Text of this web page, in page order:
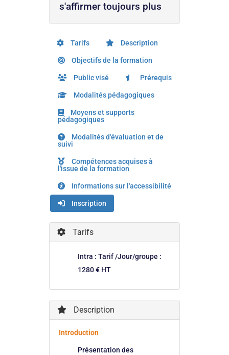
s'affirmer toujours plus
Tarifs Description
Objectifs de la formation
Public visé Prérequis
Modalités pédagogiques
Moyens et supports
pédagogiques
Modalités d'évaluation et de
suivi
Compétences acquises à
l'issue de la formation
Informations sur l'accessibilité
Inscription
Tarifs
Intra : Tarif /Jour/groupe :
1280 € HT
Description
Introduction
Présentation des